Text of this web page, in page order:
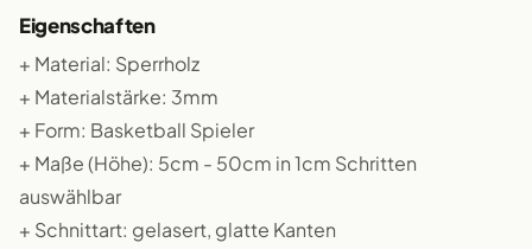
Eigenschaften
+ Material: Sperrholz
+ Materialstärke: 3mm
+ Form: Basketball Spieler
+ Maße (Höhe): 5cm - 50cm in 1cm Schritten
auswählbar
+ Schnittart: gelasert, glatte Kanten